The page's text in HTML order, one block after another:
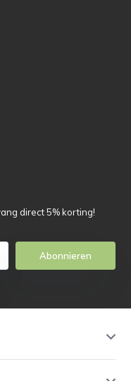
direct 5% korting!
Abonnieren